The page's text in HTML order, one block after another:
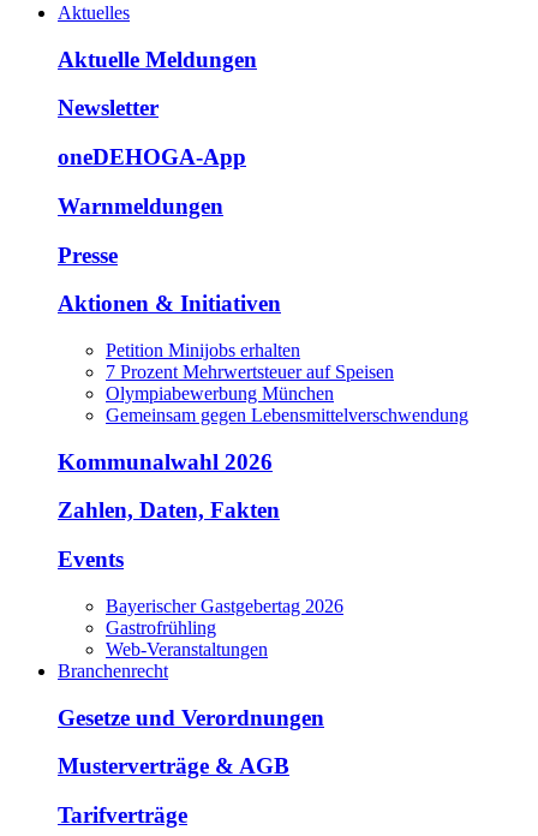
Aktuelles
Aktuelle Meldungen
Newsletter
oneDEHOGA-App
Warnmeldungen
Presse
Aktionen & Initiativen
Petition Minijobs erhalten
7 Prozent Mehrwertsteuer auf Speisen
Olympiabewerbung München
Gemeinsam gegen Lebensmittelverschwendung
Kommunalwahl 2026
Zahlen, Daten, Fakten
Events
Bayerischer Gastgebertag 2026
Gastrofrühling
Web-Veranstaltungen
Branchenrecht
Gesetze und Verordnungen
Musterverträge & AGB
Tarifverträge